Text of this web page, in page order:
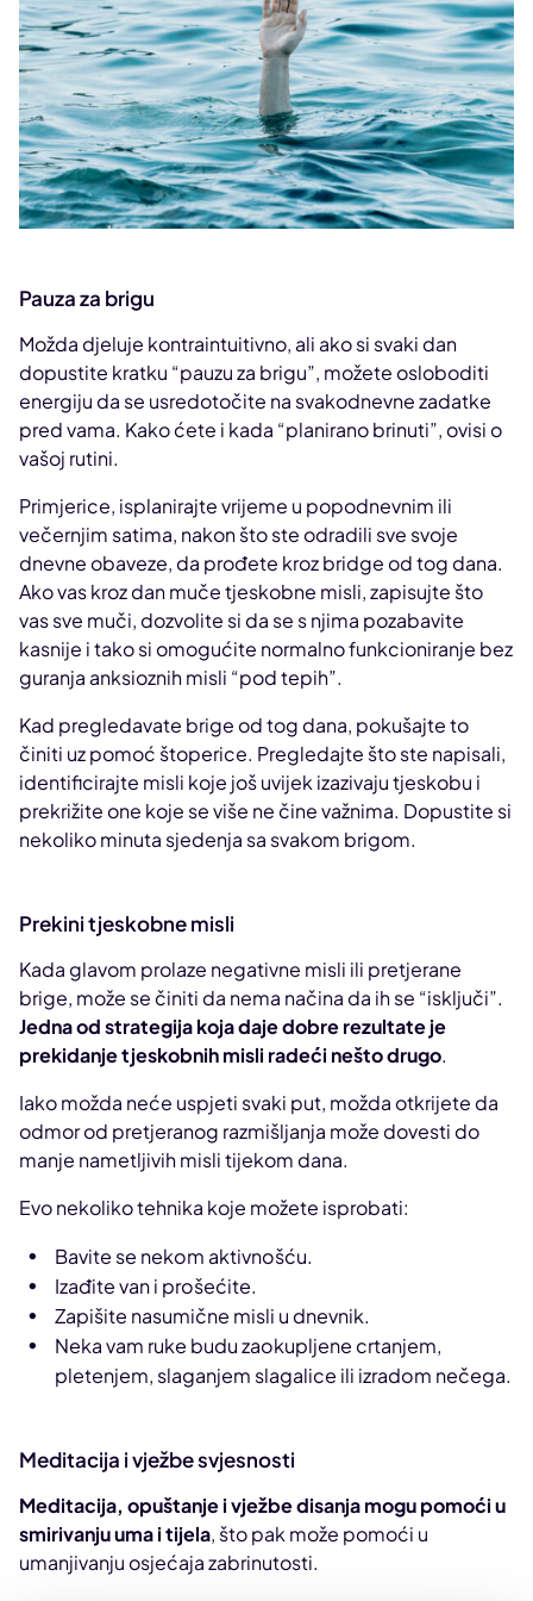
Pauza za brigu
Možda djeluje kontraintuitivno, ali ako si svaki dan
dopustite kratku “pauzu za brigu”, možete osloboditi
energiju da se usredotočite na svakodnevne zadatke
pred vama. Kako ćete i kada “planirano brinuti”, ovisi o
vašoj rutini.
Primjerice, isplanirajte vrijeme u popodnevnim ili
večernjim satima, nakon što ste odradili sve svoje
dnevne obaveze, da prođete kroz bridge od tog dana.
Ako vas kroz dan muče tjeskobne misli, zapisujte što
vas sve muči, dozvolite si da se s njima pozabavite
kasnije i tako si omogućite normalno funkcioniranje bez
guranja anksioznih misli “pod tepih”.
Kad pregledavate brige od tog dana, pokušajte to
činiti uz pomoć štoperice. Pregledajte što ste napisali,
identificirajte misli koje još uvijek izazivaju tjeskobu i
prekrižite one koje se više ne čine važnima. Dopustite si
nekoliko minuta sjedenja sa svakom brigom.
Prekini tjeskobne misli
Kada glavom prolaze negativne misli ili pretjerane
brige, može se činiti da nema načina da ih se “isključi”.
Jedna od strategija koja daje dobre rezultate je
prekidanje tjeskobnih misli radeći nešto drugo.
Iako možda neće uspjeti svaki put, možda otkrijete da
odmor od pretjeranog razmišljanja može dovesti do
manje nametljivih misli tijekom dana.
Evo nekoliko tehnika koje možete isprobati:
Bavite se nekom aktivnošću.
Izađite van i prošećite.
Zapišite nasumične misli u dnevnik.
Neka vam ruke budu zaokupljene crtanjem,
pletenjem, slaganjem slagalice ili izradom nečega.
Meditacija i vježbe svjesnosti
Meditacija, opuštanje i vježbe disanja mogu pomoći u
smirivanju uma i tijela, što pak može pomoći u
umanjivanju osjećaja zabrinutosti.